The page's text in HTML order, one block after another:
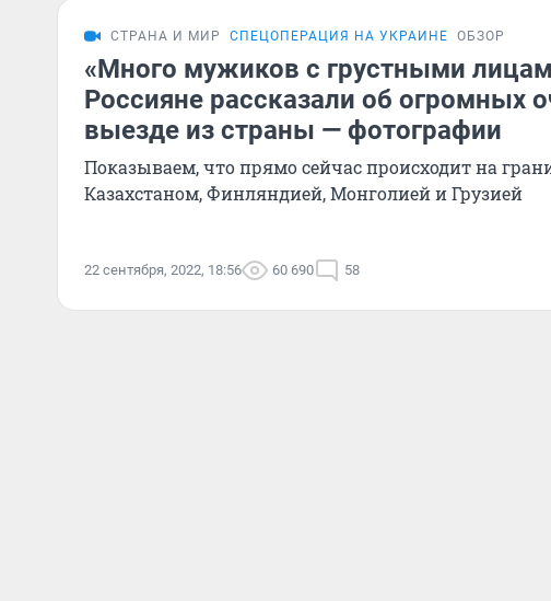
СТРАНА И МИР СПЕЦОПЕРАЦИЯ НА УКРАИНЕ ОБЗОР
«Много мужиков с грустными
Россияне рассказали об огромных
выезде из страны — фотографии
Показываем, что прямо сейчас происходит на
Казахстаном, Финляндией, Монголией и Грузией
22 сентября, 2022, 18:56 60 690 58